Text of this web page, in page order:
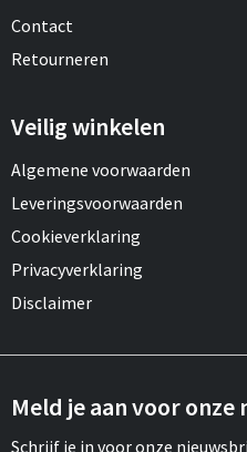
Contact
Retourneren
Veilig winkelen
Algemene voorwaarden
Leveringsvoorwaarden
Cookieverklaring
Privacyverklaring
Disclaimer
Meld je aan voor
Schrijf je in voor onze